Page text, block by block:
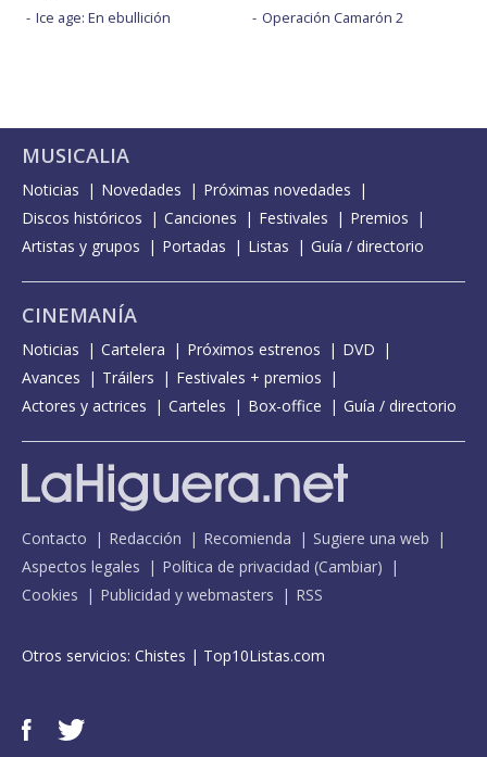
Ice age: En ebullición
Operación Camarón 2
MUSICALIA
Noticias Novedades
Próximas novedades
Discos históricos
Canciones Festivales
Premios
Artistas y grupos
Portadas Listas Guía / directorio
CINEMANÍA
Noticias Cartelera Próximos estrenos
DVD
Avances
Tráilers
Festivales + premios
Actores y actrices
Carteles Box-office Guía / directorio
Contacto Redacción Recomienda
Sugiere una web
Aspectos legales
Política de privacidad (Cambiar)
Cookies
Publicidad y webmasters RSS
Otros servicios: Chistes | Top10Listas.com